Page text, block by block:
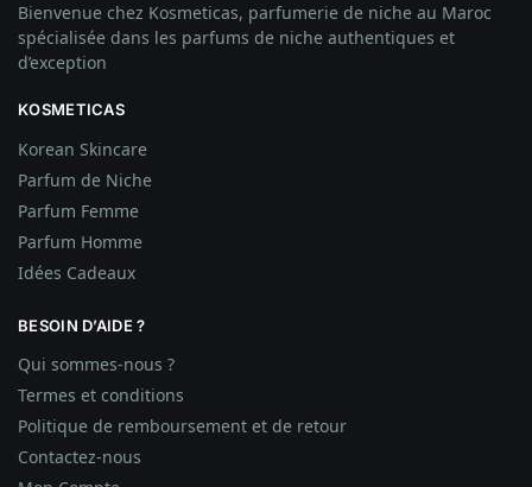
Bienvenue chez Kosmeticas, parfumerie de niche au Maroc
spécialisée dans les parfums de niche authentiques et
d’exception
KOSMETICAS
Korean Skincare
Parfum de Niche
Parfum Femme
Parfum Homme
Idées Cadeaux
BESOIN D’AIDE ?
Qui sommes-nous ?
Termes et conditions
Politique de remboursement et de retour
Contactez-nous